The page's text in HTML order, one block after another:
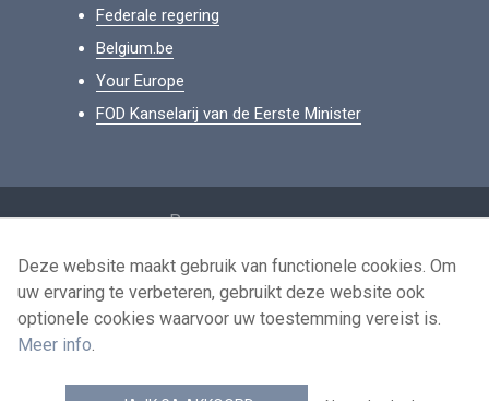
Federale regering
Belgium.be
Your Europe
FOD Kanselarij van de Eerste Minister
Persoonsgegevens
Voorwaarden voor het hergebruik
Contacteer ons
Deze website maakt gebruik van functionele cookies. Om
uw ervaring te verbeteren, gebruikt deze website ook
optionele cookies waarvoor uw toestemming vereist is.
Meer info.